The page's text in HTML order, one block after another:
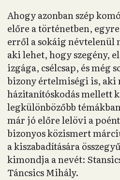
Ahogy azonban szép
előre a történetben,
erről a sokáig
aki lehet, hogy szegény,
izgága, csélcsap, és még
bizony értelmiségi is, aki
házitanítóskodás mellett
legkülönbözőbb
már jó előre lelövi a
bizonyos közismert
a kiszabadítására
kimondja a nevét:
Táncsics Mihály.